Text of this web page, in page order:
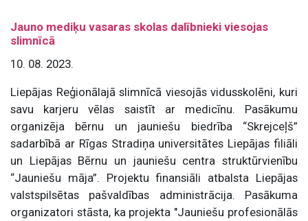
Jauno mediķu vasaras skolas dalībnieki viesojas
slimnīcā
10. 08. 2023.
Liepājas Reģionālajā slimnīcā viesojās vidusskolēni, kuri
savu karjeru vēlas saistīt ar medicīnu. Pasākumu
organizēja bērnu un jauniešu biedrība “Skrejceļš”
sadarbībā ar Rīgas Stradiņa universitātes Liepājas filiāli
un Liepājas Bērnu un jauniešu centra struktūrvienību
“Jauniešu māja”. Projektu finansiāli atbalsta Liepājas
valstspilsētas pašvaldības administrācija. Pasākuma
organizatori stāsta, ka projekta "Jauniešu profesionālās